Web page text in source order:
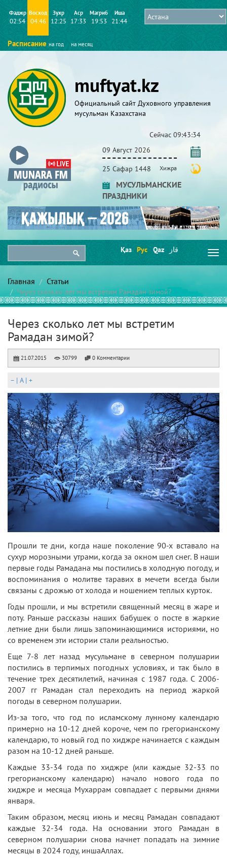
Фаджр
02:54
Восход
04:46
Зухр
12:25
Аср
17:33
Магриб
19:53
Иша
21:44
Расписание на год на месяц
muftyat.kz
Официальный сайт Духовного управления
мусульман Казахстана
Сейчас 09:43:35
09 Август 2026
25 Сафар 1448 Хижра
МУСУЛЬМАНСКИЕ
ПРАЗДНИКИ
Қаз Рус Qaz قاز
Главная Статьи
Через сколько лет мы встретим Рамадан зимой?
Через сколько лет мы встретим
Рамадан зимой?
21.07.2015 30799 0 Комментарии
– | A| +
Прошли те дни, когда наше поколение 90-х вставало на
сухур морозными утрами, когда за окном шел снег. В наши
первые годы Рамадана мы постились в холодную погоду, и
воспоминания о молитве таравих в мечети всегда были
связаны с дрожью от холода и ношением теплых курток.
Годы прошли, и мы встретили священный месяц в жаре и
поту. Раньше рассказы наших бабушек о посте в жаркие
летние дни были лишь запоминающимися историями, но
со временем эти истории стали реальностью.
Еще 7-8 лет назад мусульмане в северном полушарии
постились в терпимых погодных условиях, и так было в
течение трех десятилетий, начиная с 1987 года. С 2006-
2007 гг Рамадан стал переходить на период жаркой
погоды в северном полушарии.
Из-за того, что год по исламскому лунному календарю
примерно на 10-12 дней короче, чем по грегорианскому
календарю, то новый год по хиджре начинается с каждым
разом на 10-12 дней раньше.
Каждые 33-34 года по хиджре (или каждые 32-33 по
грегорианскому календарю) начало нового года по
хиджре и месяца Мухаррам совпадает с первыми днями
января.
Таким образом, месяц июнь и месяц Рамадан совпадают
каждые 32-34 года. На основании этого Рамадан в
северном полушарии снова начнет попадать на зимние
месяцы в 2024 году, иншаАллах.